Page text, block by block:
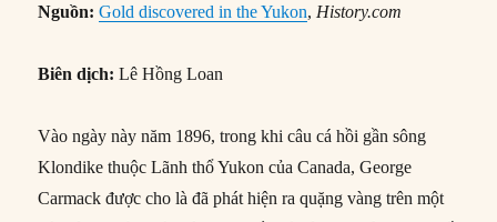
Nguồn: Gold discovered in the Yukon, History.com
Biên dịch:Lê Hồng Loan
Vào ngày này năm 1896, trong khi câu cá hồi gần sông
Klondike thuộc Lãnh thổ Yukon của Canada, George
Carmack được cho là đã phát hiện ra quặng vàng trên một